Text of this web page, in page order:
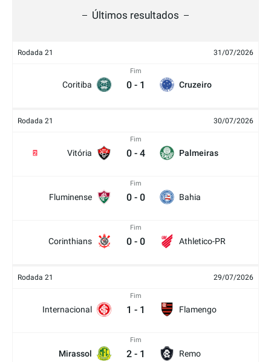
Últimos resultados
Rodada 21 31/07/2026
Coritiba
Fim
0 - 1 Cruzeiro
Rodada 21 30/07/2026
Vitória
2
Fim
0 - 4 Palmeiras
Fluminense
Fim
0 - 0 Bahia
Corinthians
Fim
0 - 0 Athletico-PR
Rodada 21 29/07/2026
Internacional
Fim
1 - 1 Flamengo
Mirassol
Fim
2 - 1 Remo